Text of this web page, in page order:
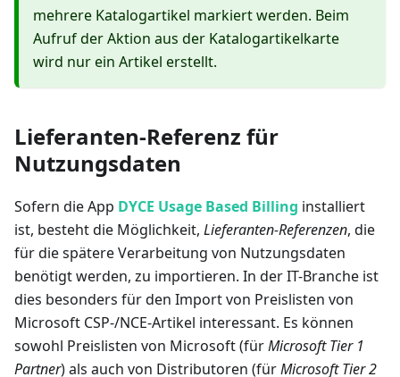
mehrere Katalogartikel markiert werden. Beim
Aufruf der Aktion aus der Katalogartikelkarte
wird nur ein Artikel erstellt.
Lieferanten-Referenz für
Nutzungsdaten
Sofern die App DYCE Usage Based Billing installiert
ist, besteht die Möglichkeit, Lieferanten-Referenzen, die
für die spätere Verarbeitung von Nutzungsdaten
benötigt werden, zu importieren. In der IT-Branche ist
dies besonders für den Import von Preislisten von
Microsoft CSP-/NCE-Artikel interessant. Es können
sowohl Preislisten von Microsoft (fürMicrosoft Tier 1
Partner) als auch von Distributoren (fürMicrosoft Tier 2